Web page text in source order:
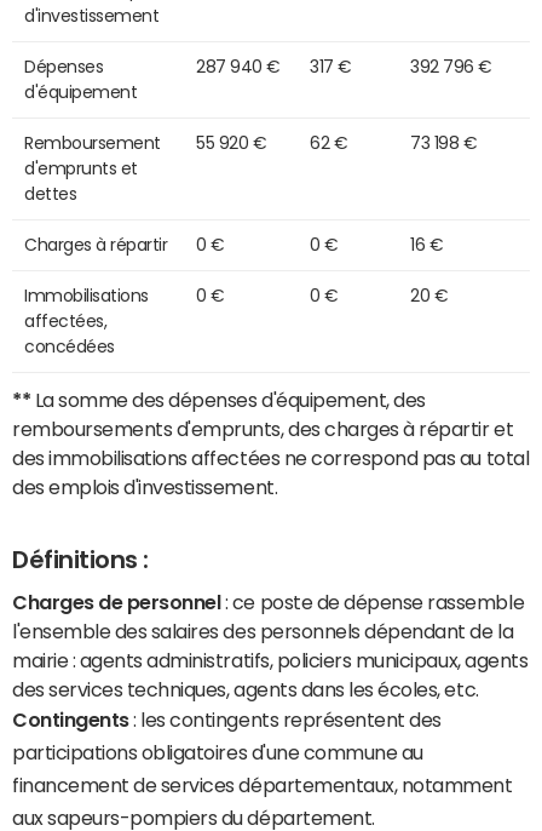
d'investissement
Dépenses
d'équipement
287 940 € 317 € 392 796 €
Remboursement
d'emprunts et
dettes
55 920 € 62 € 73 198 €
Charges à répartir 0 € 0 € 16 €
Immobilisations
affectées,
concédées
0 € 0 € 20 €
** La somme des dépenses d'équipement, des
remboursements d'emprunts, des charges à répartir et
des immobilisations affectées ne correspond pas au total
des emplois d'investissement.
Définitions :
Charges de personnel : ce poste de dépense rassemble
l'ensemble des salaires des personnels dépendant de la
mairie : agents administratifs, policiers municipaux, agents
des services techniques, agents dans les écoles, etc.
Contingents: les contingents représentent des
participations obligatoires d'une commune au
financement de services départementaux, notamment
aux sapeurs-pompiers du département.